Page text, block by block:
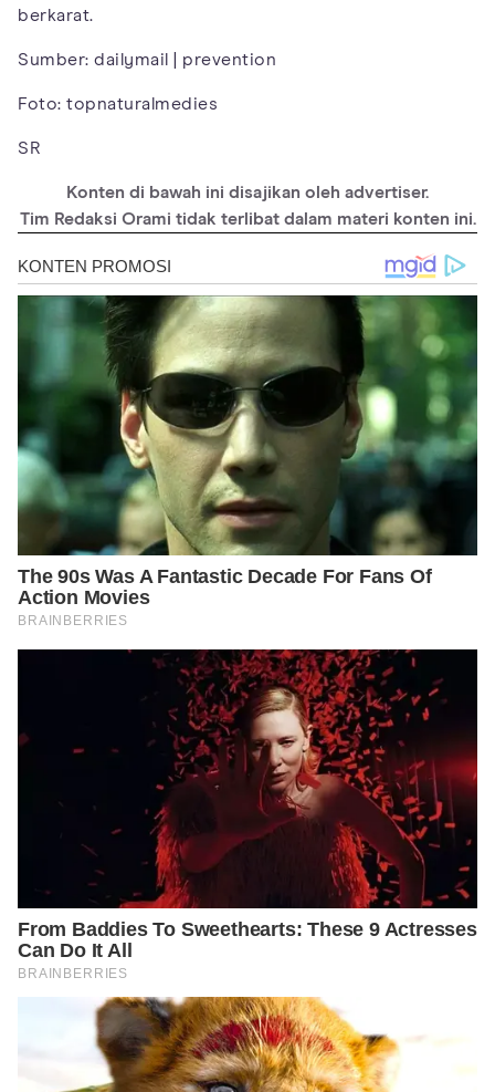
berkarat.
Sumber: dailymail | prevention
Foto: topnaturalmedies
SR
Konten di bawah ini disajikan oleh advertiser.
Tim Redaksi Orami tidak terlibat dalam materi konten ini.